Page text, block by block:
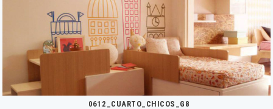
0612_CUARTO_CHICOS_G8